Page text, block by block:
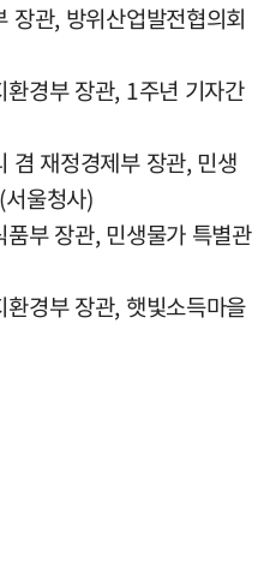
관, 방위산업발전협의회
경부 장관, 1주년 기자간
재정경제부 장관, 민생
울청사)
부 장관, 민생물가 특별관
경부 장관, 햇빛소득마을